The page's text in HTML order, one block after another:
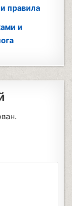
правила
и